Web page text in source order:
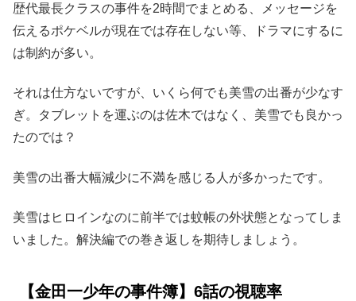
歴代最長クラスの事件を2時間でまとめる、メッセージを
伝えるポケベルが現在では存在しない等、ドラマにするに
は制約が多い。
それは仕方ないですが、いくら何でも美雪の出番が少なす
ぎ。タブレットを運ぶのは佐木ではなく、美雪でも良かっ
たのでは？
美雪の出番大幅減少に不満を感じる人が多かったです。
美雪はヒロインなのに前半では蚊帳の外状態となってしま
いました。解決編での巻き返しを期待しましょう。
【金田一少年の事件簿】6話の視聴率